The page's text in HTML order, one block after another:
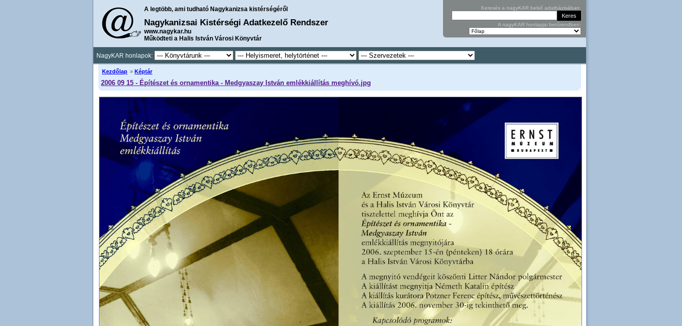
A legtöbb, ami tudható Nagykanizsa kistérségéről
Nagykanizsai Kistérségi Adatkezelő Rendszer
www.nagykar.hu
Működteti a Halis István Városi Könyvtár
Keresés a nagyKAR belső adatbázisában:
A nagyKAR honlapjai betűrendben:
NagyKAR honlapok:
Kezdőlap » Képtár
2006 09 15 - Építészet és ornamentika - Medgyaszay István emlékkiállítás meghívó.jpg